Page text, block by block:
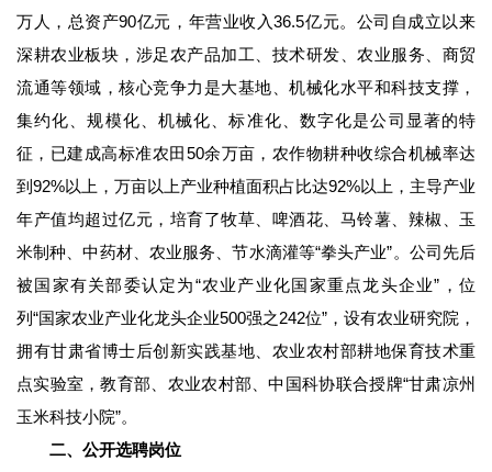
万人，总资产90亿元，年营业收入36.5亿元。公司自成立以来
深耕农业板块，涉足农产品加工、技术研发、农业服务、商贸
流通等领域，核心竞争力是大基地、机械化水平和科技支撑，
集约化、规模化、机械化、标准化、数字化是公司显著的特
征，已建成高标准农田50余万亩，农作物耕种收综合机械率达
到92%以上，万亩以上产业种植面积占比达92%以上，主导产业
年产值均超过亿元，培育了牧草、啤酒花、马铃薯、辣椒、玉
米制种、中药材、农业服务、节水滴灌等“拳头产业”。公司先后
被国家有关部委认定为“农业产业化国家重点龙头企业”，位
列“国家农业产业化龙头企业500强之242位”，设有农业研究院，
拥有甘肃省博士后创新实践基地、农业农村部耕地保育技术重
点实验室，教育部、农业农村部、中国科协联合授牌“甘肃凉州
玉米科技小院”。
二、公开选聘岗位